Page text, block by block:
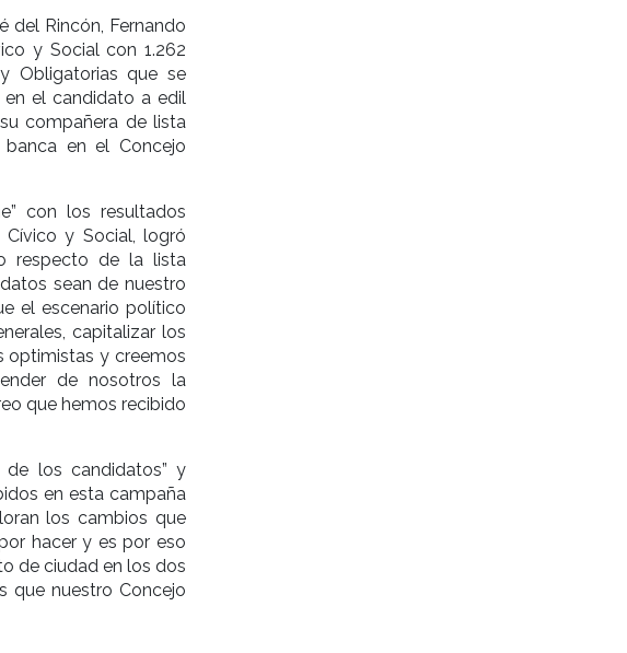
del Rincón, Fernando
y Social con 1.262
Obligatorias que se
en el candidato a edil
compañera de lista
en el Concejo
con los resultados
Cívico y Social, logró
respecto de la lista
sean de nuestro
el escenario político
capitalizar los
optimistas y creemos
de nosotros la
que hemos recibido
de los candidatos” y
en esta campaña
los cambios que
hacer y es por eso
de ciudad en los dos
que nuestro Concejo